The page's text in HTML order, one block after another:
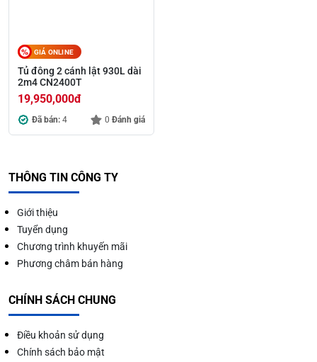
GIÁ ONLINE
Tủ đông 2 cánh lật 930L dài
2m4 CN2400T
19,950,000đ
Đã bán: 4 0 Đánh giá
THÔNG TIN CÔNG TY
Giới thiệu
Tuyển dụng
Chương trình khuyến mãi
Phương châm bán hàng
CHÍNH SÁCH CHUNG
Điều khoản sử dụng
Chính sách bảo mật